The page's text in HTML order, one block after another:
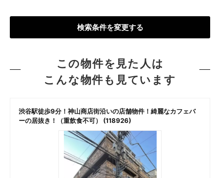
検索条件を変更する
この物件を見た人は
こんな物件も見ています
渋谷駅徒歩9分！神山商店街沿いの店舗物件！綺麗なカフェバ
ーの居抜き！（重飲食不可） (118926)